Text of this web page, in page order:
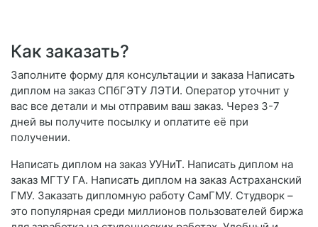
Как заказать?
Заполните форму для консультации и заказа Написать
диплом на заказ СПбГЭТУ ЛЭТИ. Оператор уточнит у
вас все детали и мы отправим ваш заказ. Через 3-7
дней вы получите посылку и оплатите её при
получении.
Написать диплом на заказ УУНиТ. Написать диплом на
заказ МГТУ ГА. Написать диплом на заказ Астраханский
ГМУ. Заказать дипломную работу СамГМУ. Студворк –
это популярная среди миллионов пользователей биржа